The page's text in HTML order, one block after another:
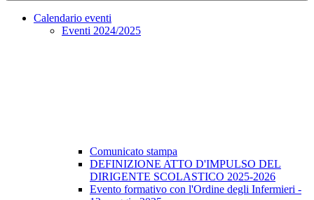
Calendario eventi
Eventi 2024/2025
Comunicato stampa
DEFINIZIONE ATTO D'IMPULSO DEL
DIRIGENTE SCOLASTICO 2025-2026
Evento formativo con l'Ordine degli Infermieri -